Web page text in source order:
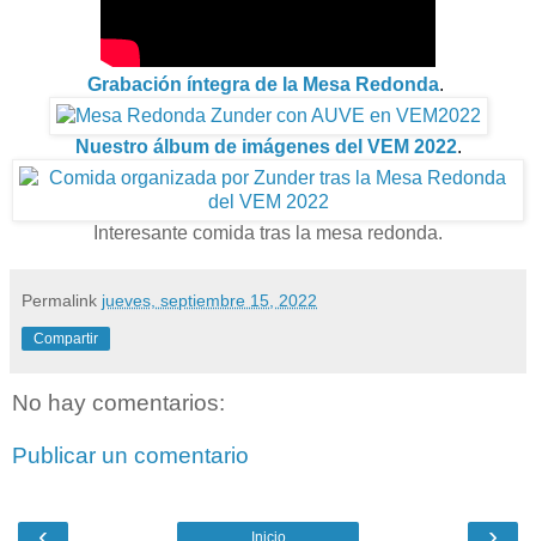
Grabación íntegra de la Mesa Redonda.
Nuestro álbum de imágenes del VEM 2022.
Interesante comida tras la mesa redonda.
Permalink jueves, septiembre 15, 2022
Compartir
No hay comentarios:
Publicar un comentario
Inicio